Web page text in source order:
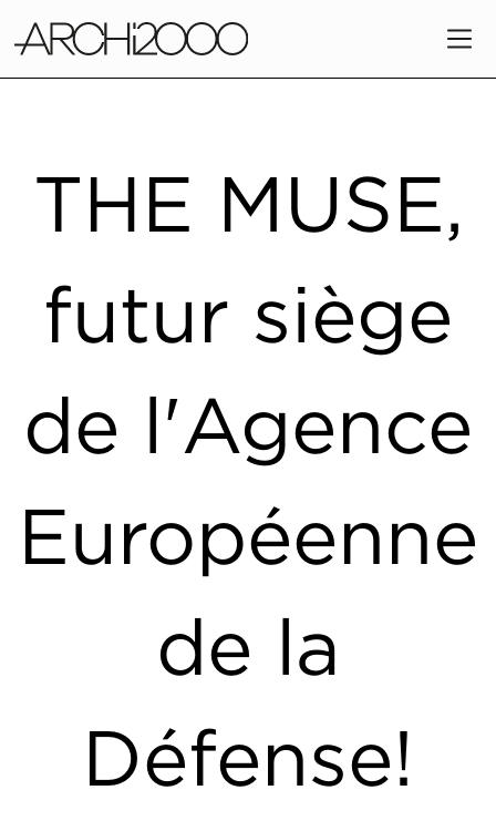
THE MUSE,
futur siège
de l'Agence
Européenne
de la
Défense!